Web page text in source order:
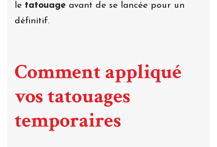
le tatouage avant de se lancée pour un
définitif.
Comment appliqué
vos tatouages
temporaires